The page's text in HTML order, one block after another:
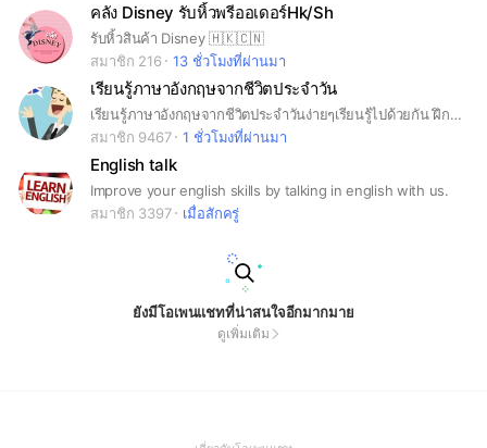
คลัง Disney รับหิ้วพรีออเดอร์Hk/Sh
รับหิ้วสินค้า Disney 🇭🇰🇨🇳
สมาชิก 216
13 ชั่วโมงที่ผ่านมา
เรียนรู้ภาษาอังกฤษจากชีวิตประจำวัน
เรียนรู้ภาษาอังกฤษจากชีวิตประจำวันง่ายๆเรียนรู้ไปด้วยกัน ฝึกคุยภาษาอังกฤษใครเจอคำศัพท์ประโยคในชีวิตประจำวันมาแชร์กัน
สมาชิก 9467
1 ชั่วโมงที่ผ่านมา
English talk
Improve your english skills by talking in english with us.
สมาชิก 3397
เมื่อสักครู่
ยังมีโอเพนแชทที่น่าสนใจอีกมากมาย
ดูเพิ่มเติม